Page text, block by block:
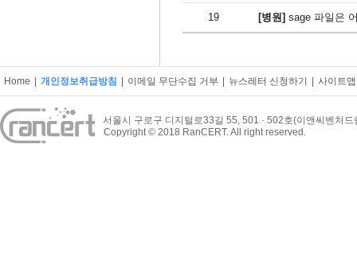
19 [병원] sage 파일은
Home 개인정보취급방침 이메일 무단수집 거부 뉴스레터 신청하기 사이트맵
서울시 구로구 디지털로33길 55, 501 · 502호(이앤씨벤처드
Copyright © 2018 RanCERT. All right reserved.